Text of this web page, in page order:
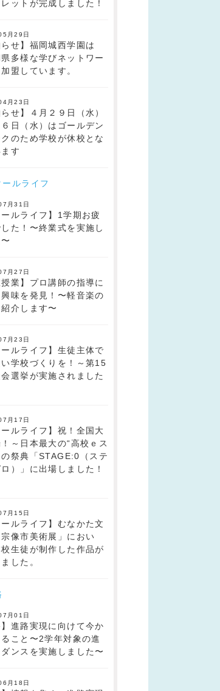
ットが完成しました！
月29日
らせ】福岡城西学園は
県多様な学びネットワー
盟しています。
月23日
らせ】４月２９日（水）
６日（水）はゴールデン
のため学校が休校とな
す
ールライフ
月31日
ールライフ】1学期お疲
た！〜終業式を実施し
月27日
授業】プロ講師の指導に
興味を発見！〜軽音楽の
介します〜
月23日
ールライフ】生徒主体で
い学校づくりを！～第15
選挙が実施されました
月17日
ールライフ】祝！全国大
～日本最大の“高校ｅス
の祭典「STAGE:0（ステ
）」に出場しました！
月15日
ールライフ】むなかた文
像市美術展」におい
生徒が制作した作品が
した。
月01日
】進路実現に向けて今か
ること〜2学年対象の進
ンスを実施しました〜
月18日